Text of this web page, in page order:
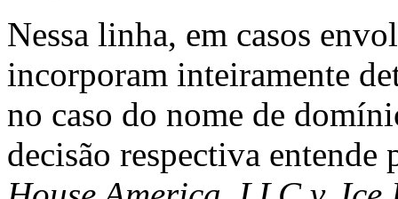
Nessa linha, em casos
incorporam inteiramente
no caso do nome de
decisão respectiva